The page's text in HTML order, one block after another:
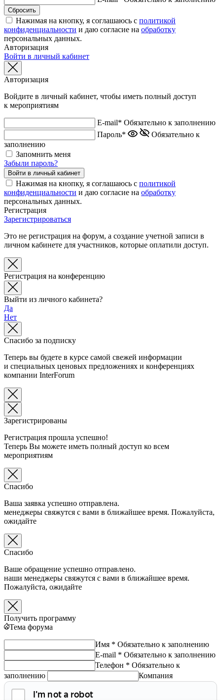
Нажимая на кнопку, я соглашаюсь с политикой
конфиденциальности и даю согласие на обработку
персональных данных.
Авторизация
Войти в личный кабинет
Авторизация
Войдите в личный кабинет, чтобы иметь полный доступ
к мероприятиям
E-mail* Обязательно к заполнению
Пароль*
Обязательно к
заполнению
Запомнить меня
Забыли пароль?
Нажимая на кнопку, я соглашаюсь с политикой
конфиденциальности и даю согласие на обработку
персональных данных.
Регистрация
Зарегистрироваться
Это не регистрация на форум, а создание учетной записи в
личном кабинете для участников, которые оплатили доступ.
Регистрация на конференцию
Выйти из личного кабинета?
Да
Нет
Спасибо за подписку
Теперь вы будете в курсе самой свежей информации
и специальных ценовых предложениях и конференциях
компании InterForum
Зарегистрированы
Регистрация прошла успешно!
Теперь Вы можете иметь полный доступ ко всем
мероприятиям
Спасибо
Ваша заявка успешно отправлена.
менеджеры свяжутся с вами в ближайшее время. Пожалуйста,
ожидайте
Спасибо
Ваше обращение успешно отправлено.
наши менеджеры свяжутся с вами в ближайшее время.
Пожалуйста, ожидайте
Получить программу
Тема форума
Имя * Обязательно к заполнению
E-mail * Обязательно к заполнению
Телефон * Обязательно к
заполнению
Компания